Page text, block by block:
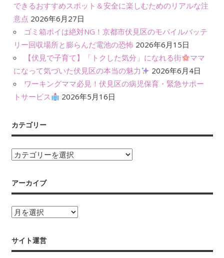
できるおすすめスポット＆安全に楽しむためのリアルな注
意点 2026年6月27日
ゴミ箱ポイは絶対NG！京都市伏見区のモバイルバッテ
リー回収場所と膨らんだ電池の恐怖 2026年6月15日
【伏見で子育て】「トクした気分」になれる街
ママ
になって気づいた伏見区の本当の魅力
2026年6月4日
ワーキングママ必見！伏見区の病児保育・緊急サポー
トサービス
2026年5月16日
カテゴリー
カ
ゴ
リ
ー
アーカイブ
ア
カ
イ
サイト運営